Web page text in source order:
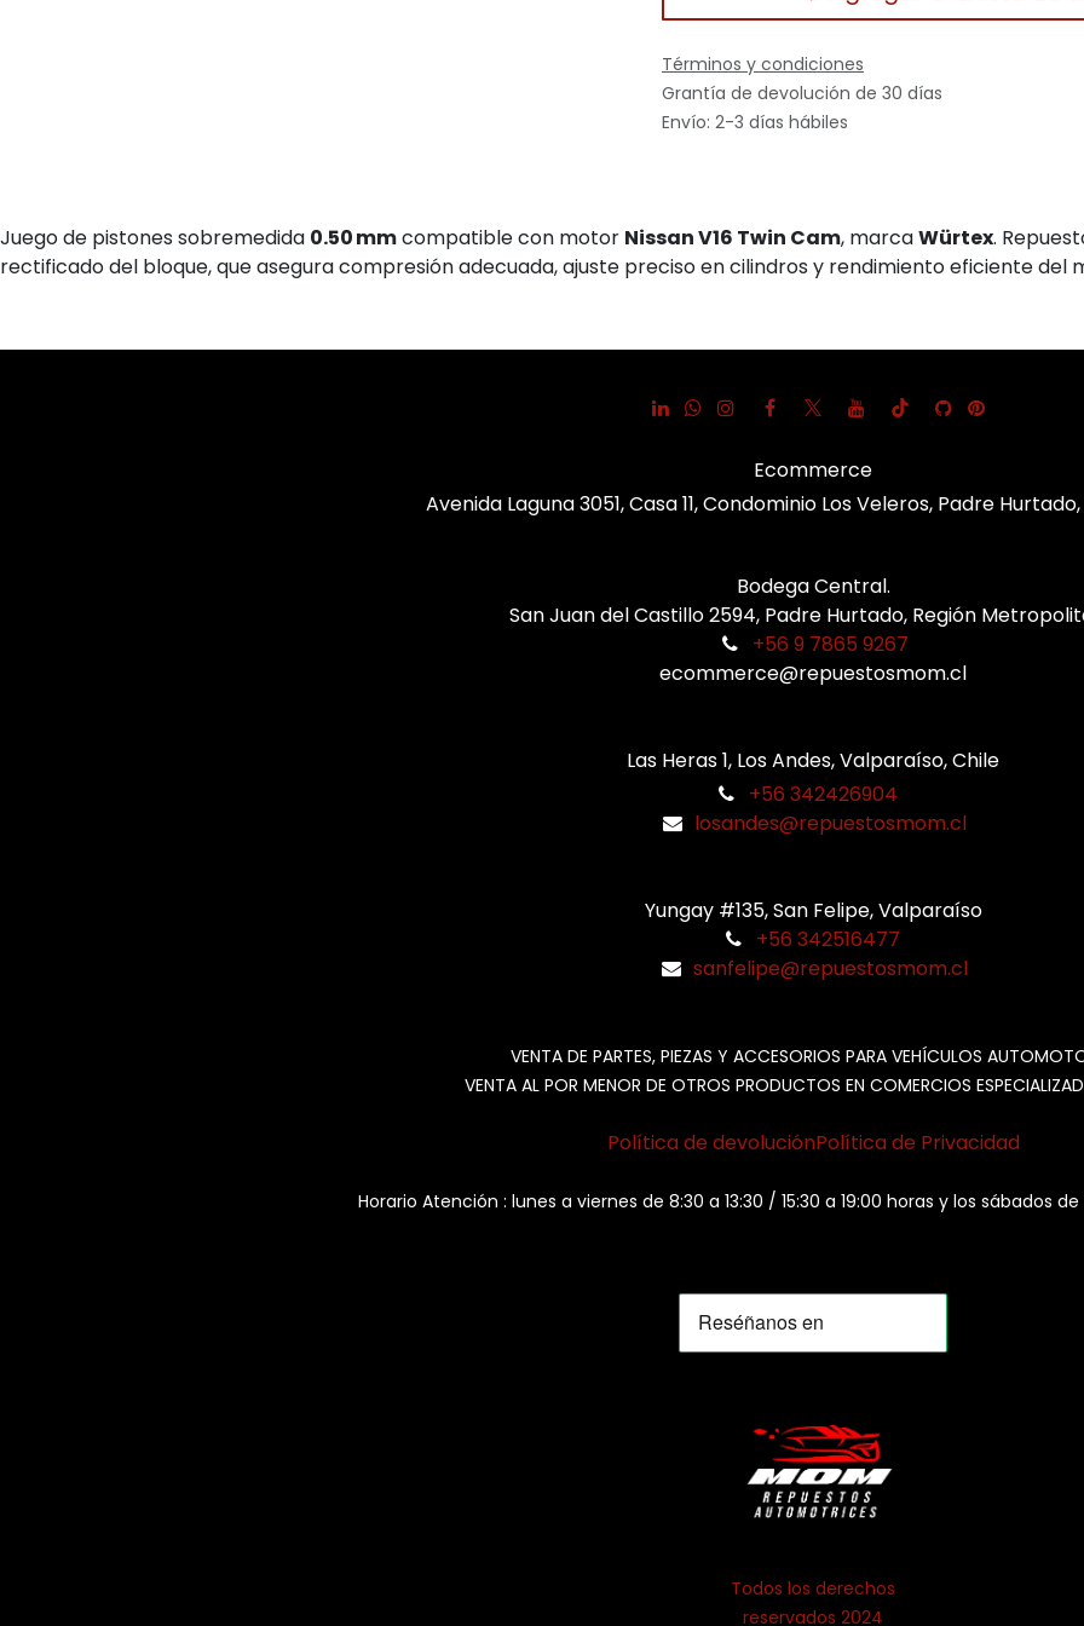
Términos y condiciones
Grantía de devolución de 30 días
Envío: 2-3 días hábiles
Juego de pistones sobremedida 0.50 mmcompatible con motor Nissan V16 Twin Cam, marcaWürtex.
rectificado del bloque, que asegura compresión adecuada, ajuste preciso en cilindros y rendimiento eficiente del
Ecommerce
Avenida Laguna 3051, Casa 11, Condominio Los Veleros, Padre
Bodega Central.
San Juan del Castillo 2594, Padre Hurtado, Región
+56 9 7865 9267
ecommerce@repuestosmom.cl
Las Heras 1, Los Andes, Valparaíso, Chile
+56 342426904
losandes@repuestosmom.cl
Yungay #135, San Felipe, Valparaíso
+56 342516477
sanfelipe@repuestosmom.cl
VENTA DE PARTES, PIEZAS Y ACCESORIOS PARA VEHÍCULOS
VENTA AL POR MENOR DE OTROS PRODUCTOS EN COMERCIOS
Política de devoluciónPolítica de Privacidad
Horario Atención : lunes a viernes de 8:30 a 13:30 / 15:30 a 19:00 horas y los sábados de
Todos los derechos
reservados 2024